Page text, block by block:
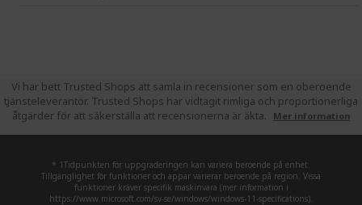
Vi har bett Trusted Shops att samla in recensioner som en oberoende
tjänsteleverantör. Trusted Shops har vidtagit rimliga och proportionerliga
åtgärder för att säkerställa att recensionerna är äkta.
Mer information
* 1Tidpunkten för uppgraderingen kan variera beroende på enhet.
Tillgänglighet för funktioner och appar varierar beroende på region. Vissa
funktioner kräver specifik maskinvara (mer information i
https://www.microsoft.com/sv-se/windows/windows-11-specifications).